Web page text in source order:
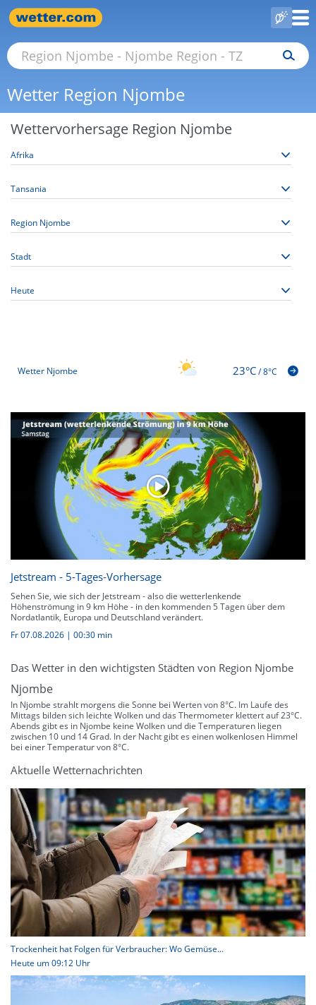
Wetter Region Njombe
Wettervorhersage Region Njombe
Wetter Njombe 23°C/8°C
Jetstream - 5-Tages-Vorhersage
Sehen Sie, wie sich der Jetstream - also die wetterlenkende
Höhenströmung in 9 km Höhe - in den kommenden 5 Tagen über dem
Nordatlantik, Europa und Deutschland verändert.
Fr 07.08.2026 | 00:30 min
Das Wetter in den wichtigsten Städten von Region Njombe
Njombe
In Njombe strahlt morgens die Sonne bei Werten von 8°C. Im Laufe des
Mittags bilden sich leichte Wolken und das Thermometer klettert auf 23°C.
Abends gibt es in Njombe keine Wolken und die Temperaturen liegen
zwischen 10 und 14 Grad. In der Nacht gibt es einen wolkenlosen Himmel
bei einer Temperatur von 8°C.
Aktuelle Wetternachrichten
Trockenheit hat Folgen für Verbraucher: Wo Gemüse...
Heute um 09:12 Uhr